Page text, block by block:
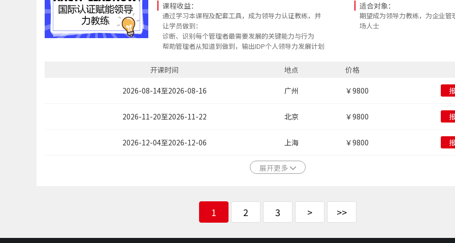
课程收益：
通过学习本课程及配套工具，成为领导力认证教练，并
让学员做到：
诊断、识别每个管理者最需要发展的关键能力与行为
帮助管理者从知道到做到，输出IDP个人领导力发展计划
适合对象：
期望成为领导力教练，为企业管
场人士
开课时间 地点 价格
2026-08-14至2026-08-16 广州 ￥9800
2026-11-20至2026-11-22 北京 ￥9800
2026-12-04至2026-12-06 上海 ￥9800
展开更多
1 2 3 > >>